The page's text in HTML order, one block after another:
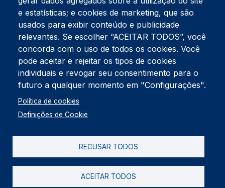
Apartado 42
Rua Gil Eanes 31
3834-908 Gafanha da Nazaré
Estúdios
Rua Prior Guerra
Edifício do Centro Cultural da Gafanha da Nazaré
3830-556 Gafanha da Nazaré
Rodapé
Cookies
Política de Privacidade
e estatísticas; e cookies de marketing, que são
usados para exibir conteúdo e publicidade
relevantes. Se escolher “ACEITAR TODOS”, você
concorda com o uso de todos os cookies. Você
pode aceitar e rejeitar os tipos de cookies
individuais e revogar seu consentimento para o
futuro a qualquer momento em "Configurações".
Política de cookies
Definições de Cookie
RECUSAR TODOS
ACEITAR TODOS